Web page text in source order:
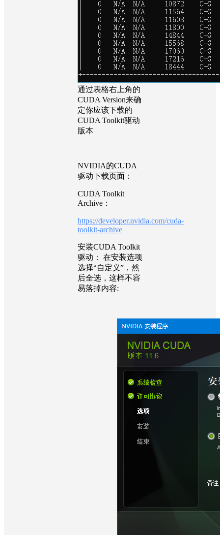
通过表格右上角的
CUDA Version来确
定你应该下载的
CUDA Toolkit驱动
版本
NVIDIA的CUDA
驱动下载页面：
CUDA Toolkit
Archive：
https://developer.nvidia.com/cuda-
toolkit-archive
安装CUDA Toolkit
驱动： 在安装选项
选择“自定义”，然
后全选，这样不容
易落掉内容: